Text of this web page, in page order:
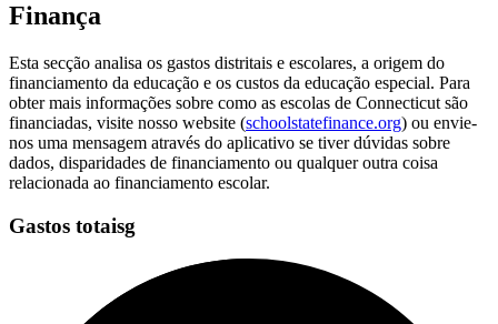
Finança
Esta secção analisa os gastos distritais e escolares, a origem do
financiamento da educação e os custos da educação especial. Para
obter mais informações sobre como as escolas de Connecticut são
financiadas, visite nosso website (schoolstatefinance.org) ou envie-
nos uma mensagem através do aplicativo se tiver dúvidas sobre
dados, disparidades de financiamento ou qualquer outra coisa
relacionada ao financiamento escolar.
Gastos totaisg